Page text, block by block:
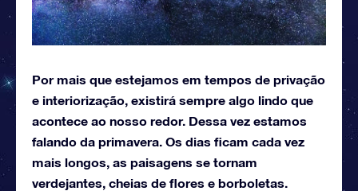
Por mais que estejamos em tempos de privação
e interiorização, existirá sempre algo lindo que
acontece ao nosso redor. Dessa vez estamos
falando da primavera. Os dias ficam cada vez
mais longos, as paisagens se tornam
verdejantes, cheias de flores e borboletas.